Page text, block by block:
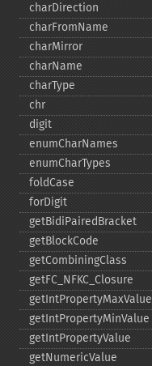
charDirection
charFromName
charMirror
charName
charType
chr
digit
enumCharNames
enumCharTypes
foldCase
forDigit
getBidiPairedBracket
getBlockCode
getCombiningClass
getFC_​NFKC_​Closure
getIntPropertyMaxValue
getIntPropertyMinValue
getIntPropertyValue
getNumericValue